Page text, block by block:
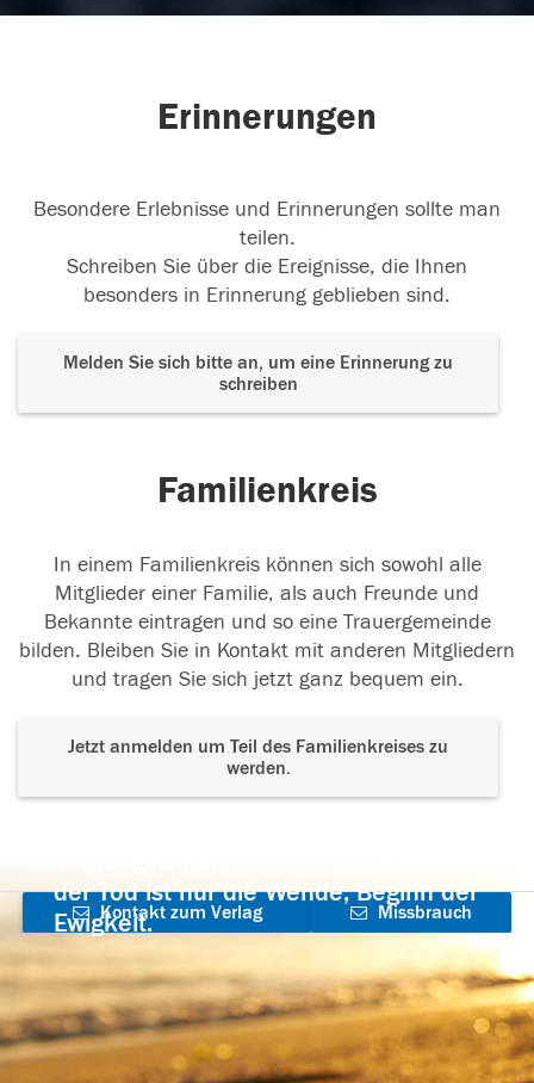
Erinnerungen
Besondere Erlebnisse und Erinnerungen sollte man
teilen.
Schreiben Sie über die Ereignisse, die Ihnen
besonders in Erinnerung geblieben sind.
Melden Sie sich bitte an, um eine Erinnerung zu
schreiben
Familienkreis
In einem Familienkreis können sich sowohl alle
Mitglieder einer Familie, als auch Freunde und
Bekannte eintragen und so eine Trauergemeinde
bilden. Bleiben Sie in Kontakt mit anderen Mitgliedern
und tragen Sie sich jetzt ganz bequem ein.
Jetzt anmelden um Teil des Familienkreises zu
werden.
der Tod ist nur die Wende, Beginn der
Ewigkeit.
Kontakt zum Verlag
aufnehmen
Missbrauch